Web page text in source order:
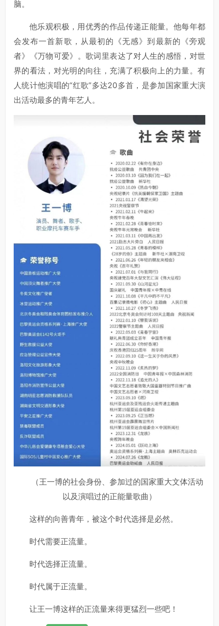
脑。
他乐观积极，用优秀的作品传递正能量。他每年都
会发布一首新歌，从最初的《无感》到最新的《旁观
者》《万物可爱》。歌词里表达了对人生的感悟，对世
界的看法，对光明的向往，充满了积极向上的力量。有
人统计他演唱的“红歌”多达20多首，是参加国家重大演
出活动最多的青年艺人。
（王一博的社会身份、参加过的国家重大文体活动
以及演唱过的正能量歌曲）
这样的向善青年，被这个时代选择是必然。
时代需要正流量。
时代选择正流量。
时代属于正流量。
让王一博这样的正流量来得更猛烈一些吧！